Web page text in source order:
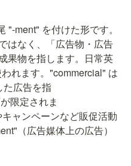
ment" を付けた形です。
はなく、「広告物・広告
果物を指します。日常英
れます。"commercial" は
広告を指
限定されま
ャンペーンなど販促活動
（広告媒体上の広告）